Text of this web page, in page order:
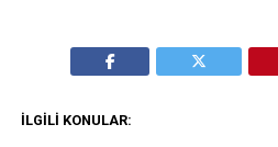
İLGILI KONULAR: